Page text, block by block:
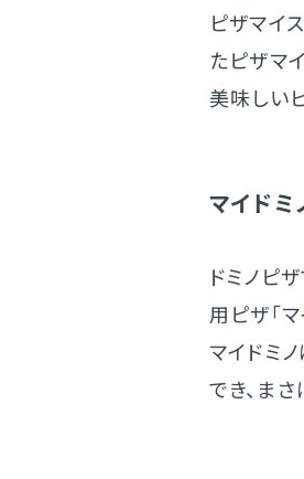
ピザマイ
たピザマ
美味しい
マイド
ドミノピ
用ピザ「
マイドミ
でき、ま